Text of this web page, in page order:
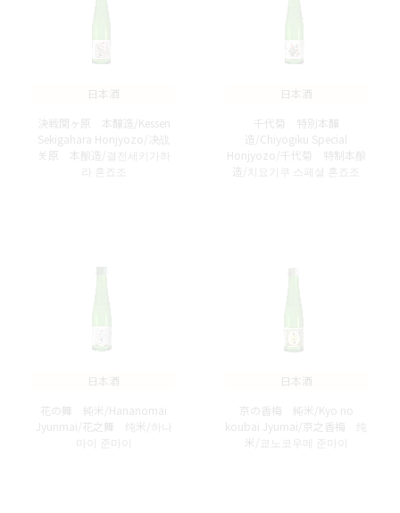
日本酒
決戦関ヶ原 本醸造/Kessen
Sekigahara Honjyozo/决战
关原 本酿造/결전세키가하
日本酒
千代菊 特別本醸
造/Chiyogiku Special
Honjyozo/千代菊 特制本酿
造/치요기쿠 스페셜 혼죠조
日本酒
花の舞 純米/Hananomai
Jyunmai/花之舞 纯米/하나
日本酒
京の香梅 純米/Kyo no
koubai Jyumai/京之香梅 纯
米/쿄노코우메 준마이